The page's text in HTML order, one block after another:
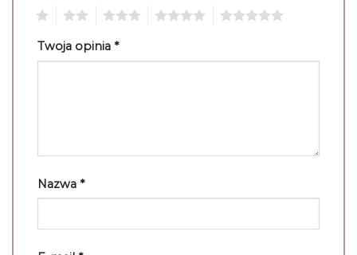
Twoja opinia *
Nazwa *